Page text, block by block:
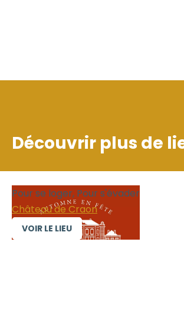
Découvrir plus de
Pour se loger, Pour s'évader
Château de Craon
VOIR LE LIEU